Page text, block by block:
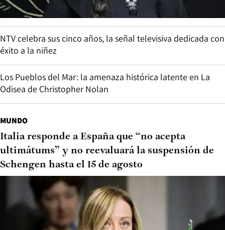
NTV celebra sus cinco años, la señal televisiva dedicada con
éxito a la niñez
Los Pueblos del Mar: la amenaza histórica latente en La
Odisea de Christopher Nolan
MUNDO
Italia responde a España que “no acepta
ultimátums” y no reevaluará la suspensión de
Schengen hasta el 15 de agosto